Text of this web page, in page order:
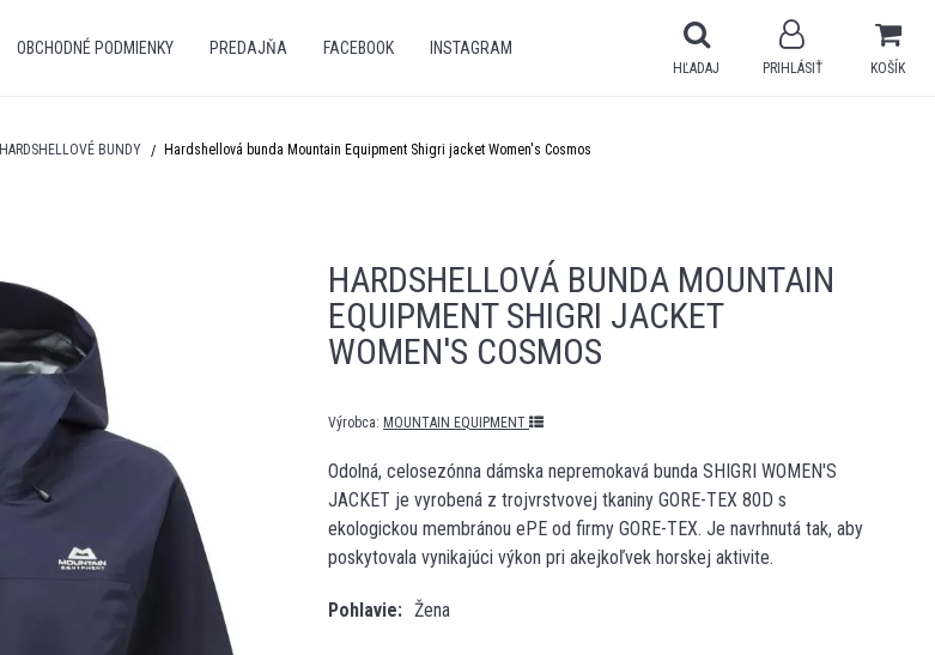
OBCHODNÉ PODMIENKY PREDAJŇA FACEBOOK INSTAGRAM
KOŠÍK
PRIHLÁSIŤ
HĽADAJ
HARDSHELLOVÉ BUNDY Hardshellová bunda Mountain Equipment Shigri jacket Women's Cosmos
HARDSHELLOVÁ BUNDA MOUNTAIN
EQUIPMENT SHIGRI JACKET
WOMEN'S COSMOS
Výrobca: MOUNTAIN EQUIPMENT
Odolná, celosezónna dámska nepremokavá bunda SHIGRI WOMEN'S
JACKET je vyrobená z trojvrstvovej tkaniny GORE-TEX 80D s
ekologickou membránou ePE od firmy GORE-TEX. Je navrhnutá tak, aby
poskytovala vynikajúci výkon pri akejkoľvek horskej aktivite.
Pohlavie Žena